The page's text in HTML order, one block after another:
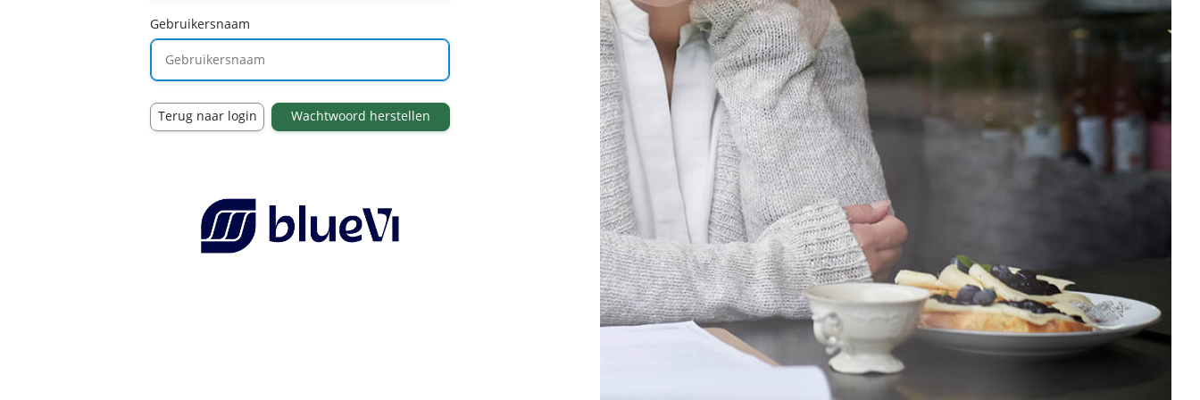
Gebruikersnaam
Terug naar login Wachtwoord herstellen